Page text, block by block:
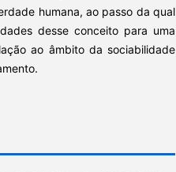
humana, ao passo da qual
desse conceito para uma
ao âmbito da sociabilidade